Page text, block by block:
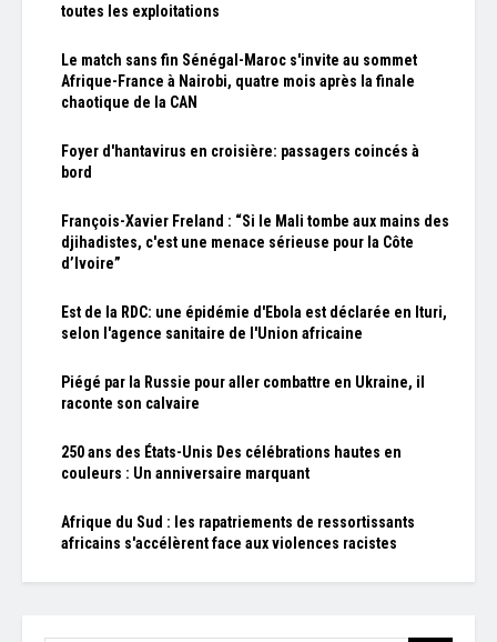
toutes les exploitations
Le match sans fin Sénégal-Maroc s'invite au sommet
Afrique-France à Nairobi, quatre mois après la finale
chaotique de la CAN
Foyer d'hantavirus en croisière: passagers coincés à
bord
François-Xavier Freland : “Si le Mali tombe aux mains des
djihadistes, c'est une menace sérieuse pour la Côte
d’Ivoire”
Est de la RDC: une épidémie d'Ebola est déclarée en Ituri,
selon l'agence sanitaire de l'Union africaine
Piégé par la Russie pour aller combattre en Ukraine, il
raconte son calvaire
250 ans des États-Unis Des célébrations hautes en
couleurs : Un anniversaire marquant
Afrique du Sud : les rapatriements de ressortissants
africains s'accélèrent face aux violences racistes